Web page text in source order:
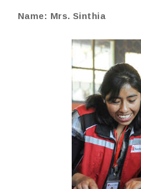
Name: Mrs. Sinthia